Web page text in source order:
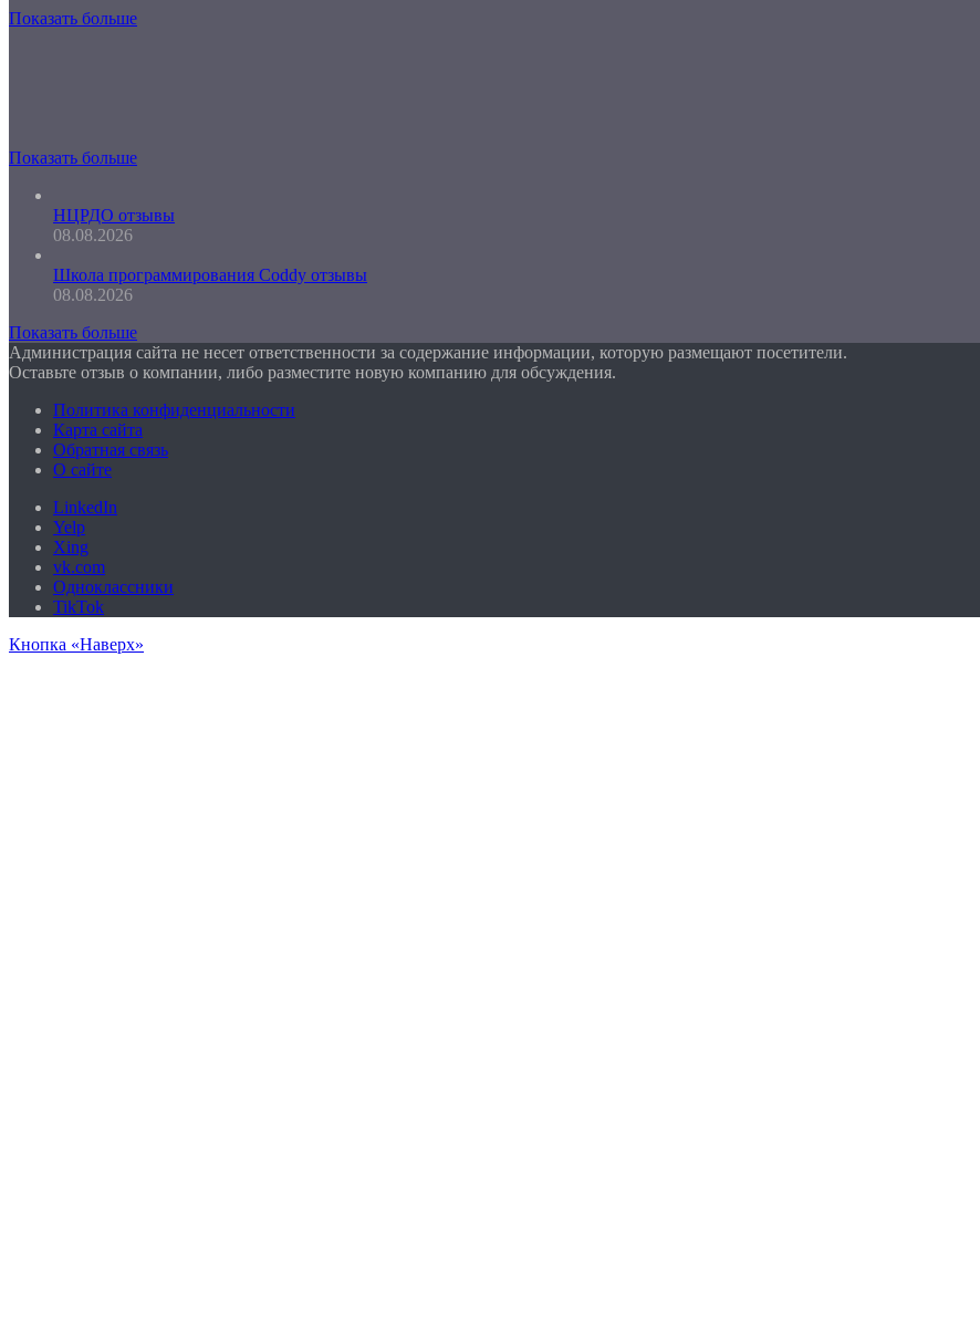
Показать больше
Показать больше
НЦРДО отзывы
08.08.2026
Школа программирования Coddy отзывы
08.08.2026
Показать больше
Администрация сайта не несет ответственности за содержание информации, которую размещают посетители.
Оставьте отзыв о компании, либо разместите новую компанию для обсуждения.
Политика конфиденциальности
Карта сайта
Обратная связь
О сайте
LinkedIn
Yelp
Xing
vk.com
Одноклассники
TikTok
Кнопка «Наверх»